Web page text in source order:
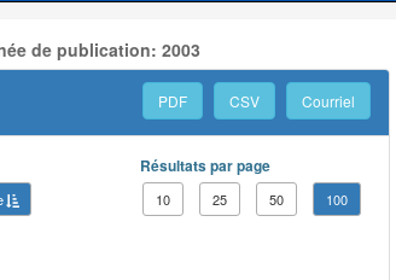
de publication: 2003
PDF CSV Courriel
Résultats par page
10 25 50 100